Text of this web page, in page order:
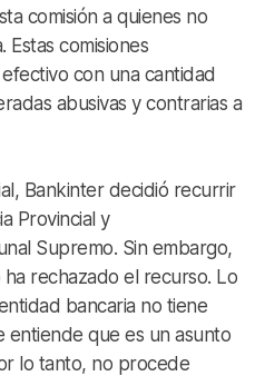
comisión a quienes no
comisiones
con una cantidad
abusivas y contrarias a
Bankinter decidió recurrir
Provincial y
Supremo. Sin embargo,
rechazado el recurso. Lo
bancaria no tiene
entiende que es un asunto
lo tanto, no procede